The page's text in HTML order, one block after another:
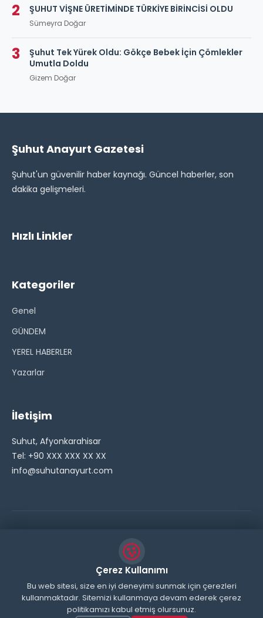
2 ŞUHUT VİŞNE ÜRETİMİNDE TÜRKİYE BİRİNCİSİ OLDU
Sümeyra Doğar
3
Şuhut Tek Yürek Oldu: Gökçe Bebek İçin Çömlekler
Umutla Doldu
Gizem Doğar
Şuhut Anayurt Gazetesi
Şuhut'un güvenilir haber kaynağı. Güncel haberler, son
dakika gelişmeleri.
Hızlı Linkler
Kategoriler
Genel
GÜNDEM
YEREL HABERLER
Yazarlar
İletişim
Suhut, Afyonkarahisar
Tel: +90 XXX XXX XX XX
info@suhutanayurt.com
Çerez Kullanımı
Bu web sitesi, size en iyi deneyimi sunmak için çerezleri
kullanmaktadır. Sitemizi kullanmaya devam ederek çerez
politikamızı kabul etmiş olursunuz.
// Side Widget Resim Fix (Dosya önbelleğini aşmak için
inline ekliyoruz) function suhut_widget_image_fix() {
echo ''; } add_action('wp_head',
'suhut_widget_image_fix'); // JavaScript ile sticky